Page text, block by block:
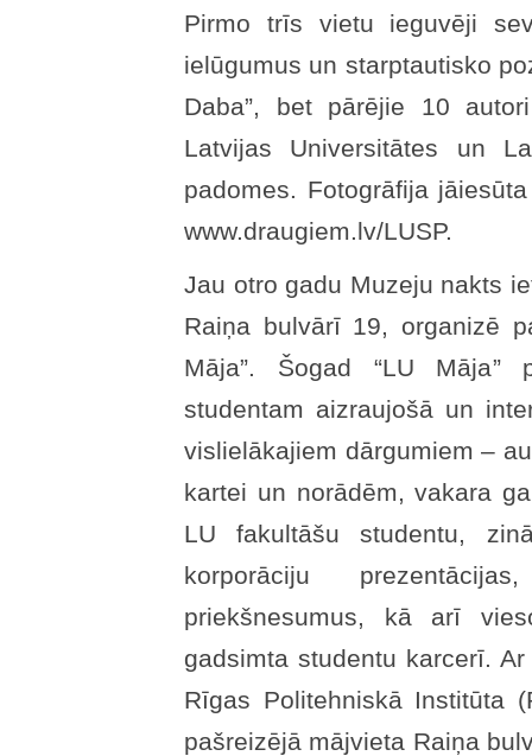
Pirmo trīs vietu ieguvēji
ielūgumus un starptautisko
Daba”, bet pārējie 10
Latvijas Universitātes un
padomes. Fotogrāfija
www.draugiem.lv/LUSP.
Jau otro gadu Muzeju nakts
Raiņa bulvārī 19, organizē
Māja”. Šogad “LU Māja”
studentam aizraujošā un
vislielākajiem dārgumiem –
kartei un norādēm, vakara
LU fakultāšu studentu,
korporāciju
priekšnesumus, kā arī
gadsimta studentu karcerī.
Rīgas Politehniskā Institūta
pašreizējā mājvieta Raiņa